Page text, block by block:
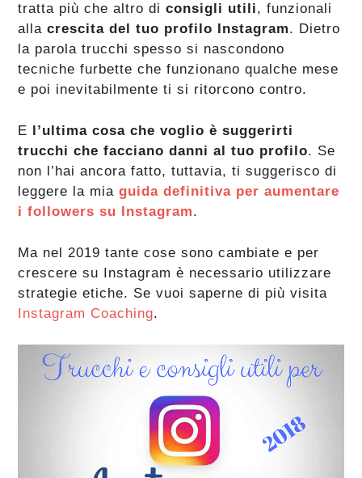
tratta più che altro diconsigli utili, funzionali
alla crescita del tuo profilo Instagram. Dietro
la parola trucchi spesso si nascondono
tecniche furbette che funzionano qualche mese
e poi inevitabilmente ti si ritorcono contro.
E l’ultima cosa che voglio è suggerirti
trucchi che facciano danni al tuo profilo. Se
non l’hai ancora fatto, tuttavia, ti suggerisco di
leggere la miaguida definitiva per aumentare
i followers su Instagram.
Ma nel 2019 tante cose sono cambiate e per
crescere su Instagram è necessario utilizzare
strategie etiche. Se vuoi saperne di più visita
Instagram Coaching.